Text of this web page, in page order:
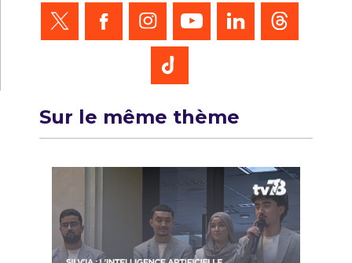
Sur le même thème